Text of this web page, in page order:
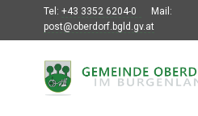
Tel: +43 3352 6204-0
Mail:
post@oberdorf.bgld.gv.at
Willkommen